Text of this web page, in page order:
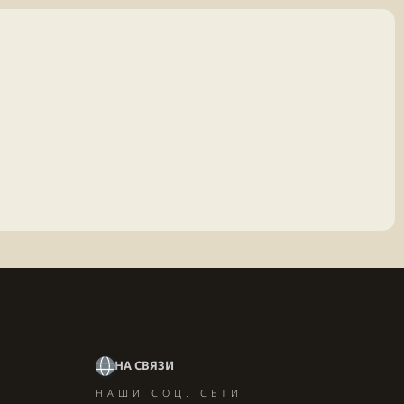
НА СВЯЗИ
НАШИ СОЦ. СЕТИ